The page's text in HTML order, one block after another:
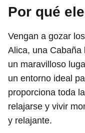
Por qué
Vengan a gozar
Alica, una Cabaña
un maravilloso
un entorno ideal
proporciona toda
relajarse y vivir
y relajante.